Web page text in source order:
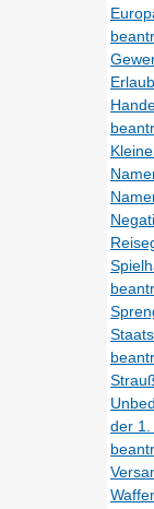
der 1.